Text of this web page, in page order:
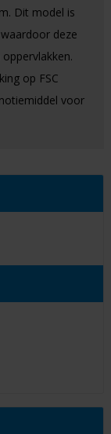
Dit model is
deze
op FSC
voor